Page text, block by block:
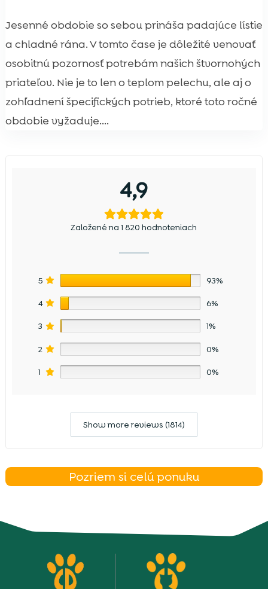
Jesenné obdobie so sebou prináša padajúce lístie
a chladné rána. V tomto čase je dôležité venovať
osobitnú pozornosť potrebám našich štvornohých
priateľov. Nie je to len o teplom pelechu, ale aj o
zohľadnení špecifických potrieb, ktoré toto ročné
obdobie vyžaduje....
4,9
Založené na 1 820 hodnoteniach
5 93%
4 6%
3 1%
2 0%
1 0%
Show more reviews (1814)
Pozriem si celú ponuku